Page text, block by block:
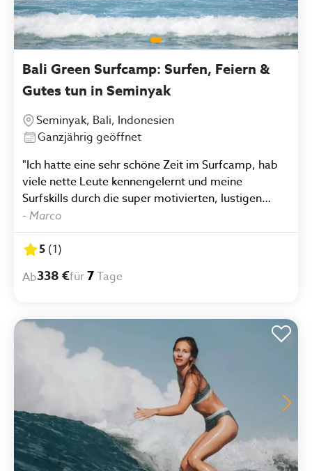
Bali Green Surfcamp: Surfen, Feiern &
Gutes tun in Seminyak
Seminyak, Bali, Indonesien
Ganzjährig geöffnet
"Ich hatte eine sehr schöne Zeit im Surfcamp, hab
viele nette Leute kennengelernt und meine
Surfskills durch die super motivierten, lustigen
sowie hilfsbereiten Surflehrer aufs nächste Level
bringen können. Wenn sichs irgendwie einrichten
lässt komme ich in 1,5 Wochen wieder..."
- Marco
5 (1)
Ab338 €für7Tage